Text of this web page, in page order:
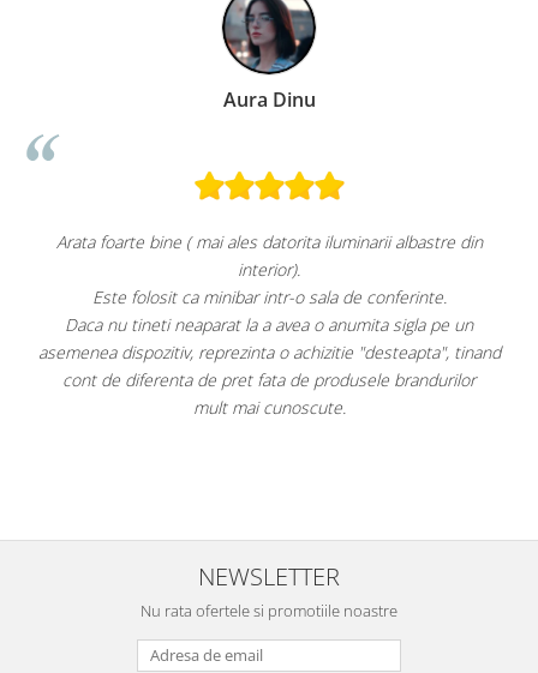
din
tinand
Paula Chiriac
Super!
Aspect foarte plăcut.
Răcește foarte bine pe treapta 3.
Faptul că grătarul metalic se poate poziționa mai sus sau
este, după părerea mea, un avantaj. Apa plată la 0,5L nu
pe ușă. Am atașat fotografii.
Per total cred că este un "best buy" la momentul
NEWSLETTER
Nu rata ofertele si promotiile noastre